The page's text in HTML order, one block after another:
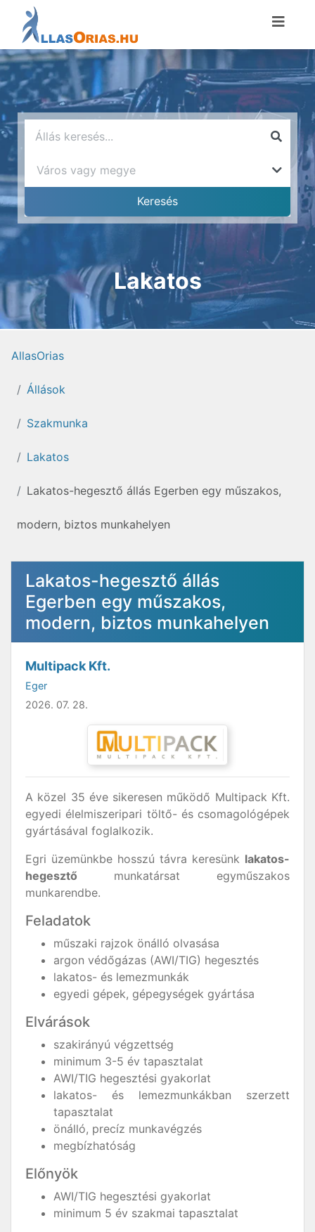
Lakatos
AllasOrias
Állások
Szakmunka
Lakatos
Lakatos-hegesztő állás Egerben egy műszakos,
modern, biztos munkahelyen
Lakatos-hegesztő állás
Egerben egy műszakos,
modern, biztos munkahelyen
Multipack Kft.
Eger
2026. 07. 28.
A közel 35 éve sikeresen működő Multipack Kft.
egyedi élelmiszeripari töltő- és csomagológépek
gyártásával foglalkozik.
Egri üzemünkbe hosszú távra keresünk lakatos-
hegesztő munkatársat egyműszakos
munkarendbe.
Feladatok
műszaki rajzok önálló olvasása
argon védőgázas (AWI/TIG) hegesztés
lakatos- és lemezmunkák
egyedi gépek, gépegységek gyártása
Elvárások
szakirányú végzettség
minimum 3-5 év tapasztalat
AWI/TIG hegesztési gyakorlat
lakatos- és lemezmunkákban szerzett
tapasztalat
önálló, precíz munkavégzés
megbízhatóság
Előnyök
AWI/TIG hegesztési gyakorlat
minimum 5 év szakmai tapasztalat